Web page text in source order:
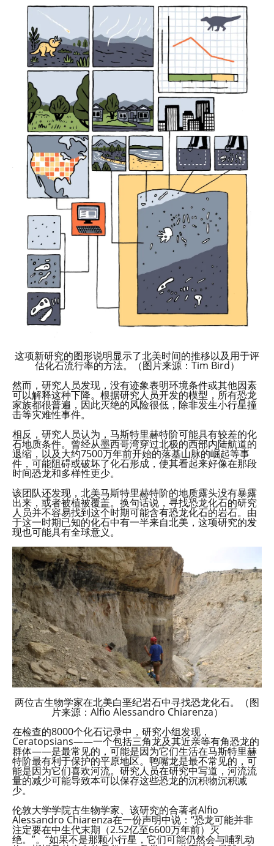
这项新研究的图形说明显示了北美时间的推移以及用于评
估化石流行率的方法。（图片来源：Tim Bird）
然而，研究人员发现，没有迹象表明环境条件或其他因素
可以解释这种下降。根据研究人员开发的模型，所有恐龙
家族都很普遍，因此灭绝的风险很低，除非发生小行星撞
击等灾难性事件。
相反，研究人员认为，马斯特里赫特阶可能具有较差的化
石地质条件。曾经从墨西哥湾穿过北极的西部内陆航道的
退缩，以及大约7500万年前开始的落基山脉的崛起等事
件，可能阻碍或破坏了化石形成，使其看起来好像在那段
时间恐龙和多样性更少。
该团队还发现，北美马斯特里赫特阶的地质露头没有暴露
出来，或者被植被覆盖。换句话说，寻找恐龙化石的研究
人员并不容易找到这个时期可能含有恐龙化石的岩石。由
于这一时期已知的化石中有一半来自北美，这项研究的发
现也可能具有全球意义。
两位古生物学家在北美白垩纪岩石中寻找恐龙化石。（图
片来源：Alfio Alessandro Chiarenza）
在检查的8000个化石记录中，研究小组发现，
Ceratopsians——一个包括三角龙及其近亲等有角恐龙的
群体——是最常见的，可能是因为它们生活在马斯特里赫
特阶最有利于保护的平原地区。鸭嘴龙是最不常见的，可
能是因为它们喜欢河流。研究人员在研究中写道，河流流
量的减少可能导致本可以保存这些恐龙的沉积物沉积减
少。
伦敦大学学院古生物学家、该研究的合著者Alfio
Alessandro Chiarenza在一份声明中说：“恐龙可能并非
注定要在中生代末期（2.52亿至6600万年前）灭
绝。”。“如果不是那颗小行星，它们可能仍然会与哺乳动